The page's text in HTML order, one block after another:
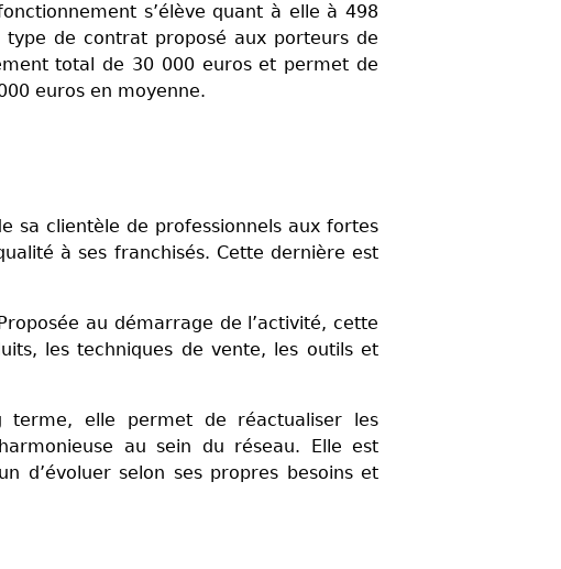
s’élève quant à elle à 498
de contrat proposé aux porteurs de
total de 30 000 euros et permet de
euros en moyenne.
sa clientèle de professionnels aux fortes
à ses franchisés. Cette dernière est
au démarrage de l’activité, cette
les techniques de vente, les outils et
terme, elle permet de réactualiser les
au sein du réseau. Elle est
d’évoluer selon ses propres besoins et